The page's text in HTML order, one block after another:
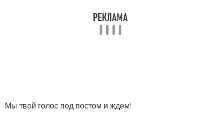
Мы твой голос под постом и ждем!